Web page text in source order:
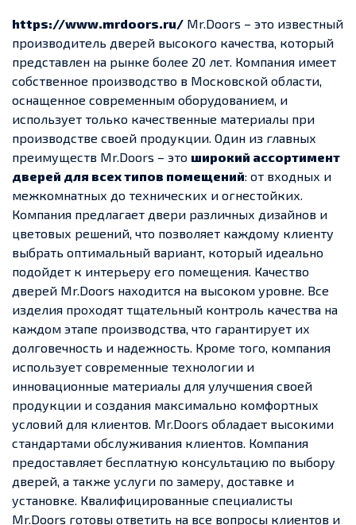
https://www.mrdoors.ru/ Mr.Doors – это известный
производитель дверей высокого качества, который
представлен на рынке более 20 лет. Компания имеет
собственное производство в Московской области,
оснащенное современным оборудованием, и
использует только качественные материалы при
производстве своей продукции. Один из главных
преимуществ Mr.Doors – это широкий ассортимент
дверей для всех типов помещений: от входных и
межкомнатных до технических и огнестойких.
Компания предлагает двери различных дизайнов и
цветовых решений, что позволяет каждому клиенту
выбрать оптимальный вариант, который идеально
подойдет к интерьеру его помещения. Качество
дверей Mr.Doors находится на высоком уровне. Все
изделия проходят тщательный контроль качества на
каждом этапе производства, что гарантирует их
долговечность и надежность. Кроме того, компания
использует современные технологии и
инновационные материалы для улучшения своей
продукции и создания максимально комфортных
условий для клиентов. Mr.Doors обладает высокими
стандартами обслуживания клиентов. Компания
предоставляет бесплатную консультацию по выбору
дверей, а также услуги по замеру, доставке и
установке. Квалифицированные специалисты
Mr.Doors готовы ответить на все вопросы клиентов и